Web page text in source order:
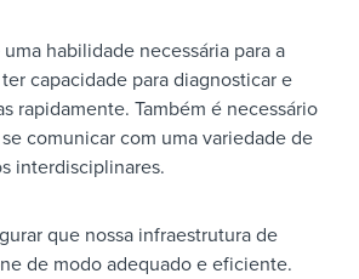
habilidade necessária para a
capacidade para diagnosticar e
rapidamente. Também é necessário
comunicar com uma variedade de
interdisciplinares.
que nossa infraestrutura de
de modo adequado e eficiente.